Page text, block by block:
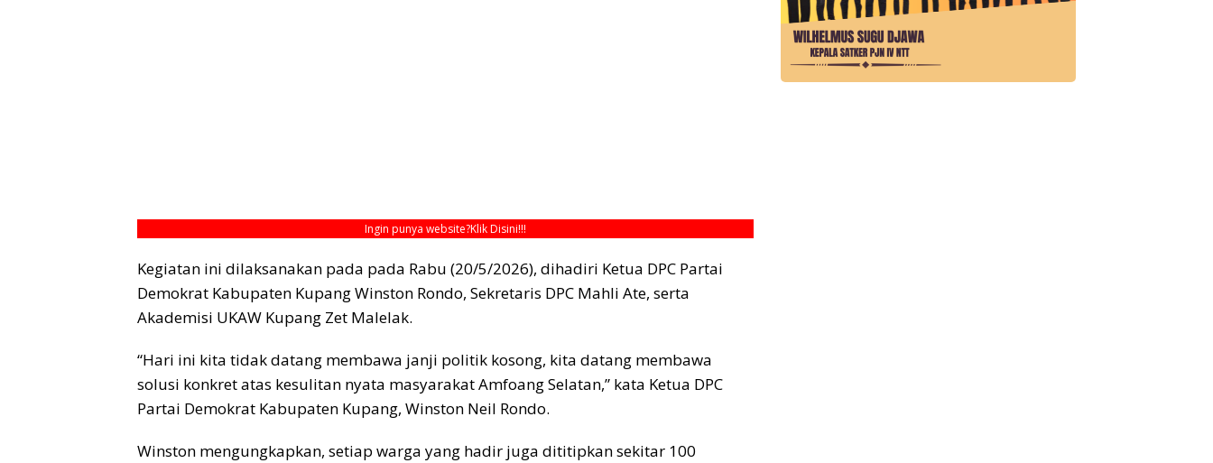
Ingin punya website?Klik Disini!!!
Kegiatan ini dilaksanakan pada pada Rabu (20/5/2026), dihadiri Ketua DPC Partai
Demokrat Kabupaten Kupang Winston Rondo, Sekretaris DPC Mahli Ate, serta
Akademisi UKAW Kupang Zet Malelak.
“Hari ini kita tidak datang membawa janji politik kosong, kita datang membawa
solusi konkret atas kesulitan nyata masyarakat Amfoang Selatan,” kata Ketua DPC
Partai Demokrat Kabupaten Kupang, Winston Neil Rondo.
Winston mengungkapkan, setiap warga yang hadir juga dititipkan sekitar 100